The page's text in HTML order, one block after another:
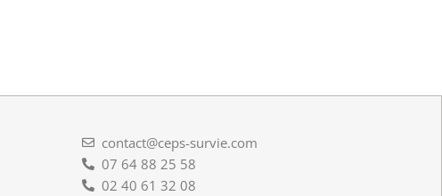
contact@ceps-survie.com
07 64 88 25 58
02 40 61 32 08